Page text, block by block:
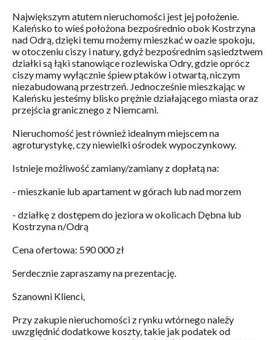
Największym atutem nieruchomości jest jej położenie.
Kaleńsko to wieś położona bezpośrednio obok Kostrzyna
nad Odrą, dzięki temu możemy mieszkać w oazie spokoju,
w otoczeniu ciszy i natury, gdyż bezpośrednim sąsiedztwem
działki są łąki stanowiące rozlewiska Odry, gdzie oprócz
ciszy mamy wyłącznie śpiew ptaków i otwartą, niczym
niezabudowaną przestrzeń. Jednocześnie mieszkając w
Kaleńsku jesteśmy blisko prężnie działającego miasta oraz
przejścia granicznego z Niemcami.
Nieruchomość jest również idealnym miejscem na
agroturystykę, czy niewielki ośrodek wypoczynkowy.
Istnieje możliwość zamiany/zamiany z dopłatą na:
- mieszkanie lub apartament w górach lub nad morzem
- działkę z dostępem do jeziora w okolicach Dębna lub
Kostrzyna n/Odrą
Cena ofertowa: 590 000 zł
Serdecznie zapraszamy na prezentację.
Szanowni Klienci,
Przy zakupie nieruchomości z rynku wtórnego należy
uwzględnić dodatkowe koszty, takie jak podatek od